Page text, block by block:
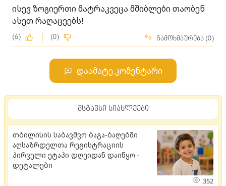
ისევ ზოგიერთი მატრაკვეცა მშიბლები თაობენ
ასეთ რაღაცეებს!
(6) (0) გამოხმაურება (0)
დაამატე კომენტარი
მსგავსი სიახლეები
თბილისის საბავშვო ბაგა-ბაღებში
აღსაზრდელთა რეგისტრაციის
პირველი ეტაპი დღეიდან დაიწყო -
დეტალები
352